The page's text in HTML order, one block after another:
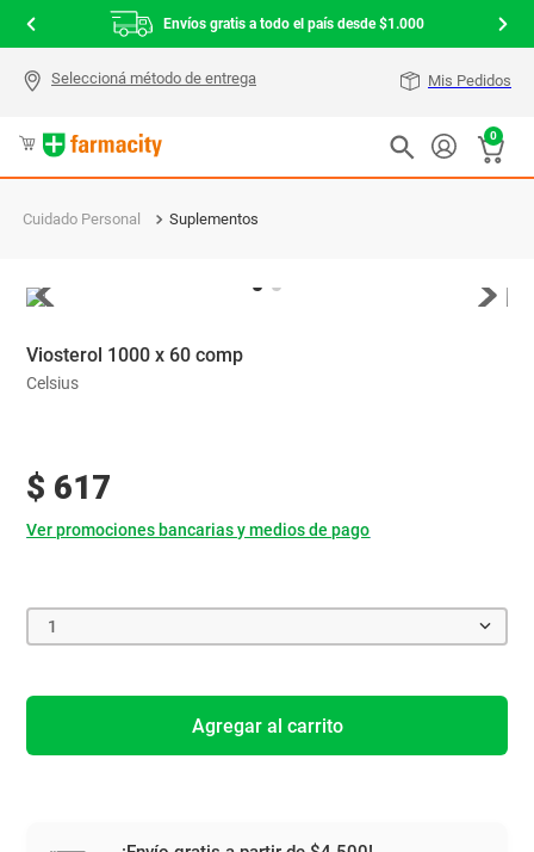
Envíos gratis a todo el país desde $1.000
Mis Pedidos
0
Cuidado Personal Suplementos
Viosterol 1000 x 60 comp
Celsius
$ 617
Ver promociones bancarias y medios de pago
1
Agregar al carrito